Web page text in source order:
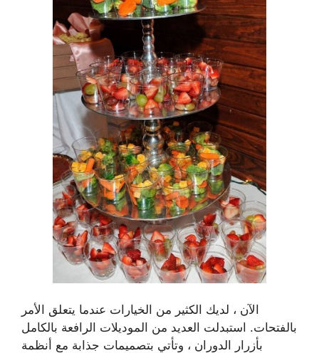
الآن ، لديك الكثير من الخيارات عندما يتعلق الأمر
بالفتحات. استبدلت العديد من الموديلات الرافعة بالكامل
بأزرار الدوران ، وتأتي بتصميمات جذابة مع أنظمة